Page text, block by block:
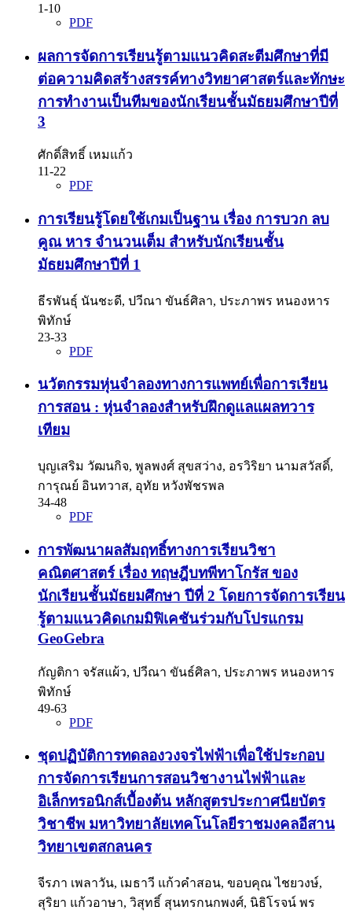
1-10
PDF
ผลการจัดการเรียนรู้ตามแนวคิดสะตีมศึกษาที่มี
ต่อความคิดสร้างสรรค์ทางวิทยาศาสตร์และทักษะ
การทำงานเป็นทีมของนักเรียนชั้นมัธยมศึกษาปีที่
3
ศักดิ์สิทธิ์ เหมแก้ว
11-22
PDF
การเรียนรู้โดยใช้เกมเป็นฐาน เรื่อง การบวก ลบ
คูณ หาร จำนวนเต็ม สำหรับนักเรียนชั้น
มัธยมศึกษาปีที่ 1
ธีรพันธุ์ นันชะดี, ปวีณา ขันธ์ศิลา, ประภาพร หนองหาร
พิทักษ์
23-33
PDF
นวัตกรรมหุ่นจำลองทางการแพทย์เพื่อการเรียน
การสอน : หุ่นจำลองสำหรับฝึกดูแลแผลทวาร
เทียม
บุญเสริม วัฒนกิจ, พูลพงศ์ สุขสว่าง, อรวิริยา นามสวัสดิ์,
การุณย์ อินทวาส, อุทัย หวังพัชรพล
34-48
PDF
การพัฒนาผลสัมฤทธิ์ทางการเรียนวิชา
คณิตศาสตร์ เรื่อง ทฤษฎีบทพีทาโกรัส ของ
นักเรียนชั้นมัธยมศึกษา ปีที่ 2 โดยการจัดการเรียน
รู้ตามแนวคิดเกมมิฟิเคชันร่วมกับโปรแกรม
GeoGebra
กัญติกา จรัสแผ้ว, ปวีณา ขันธ์ศิลา, ประภาพร หนองหาร
พิทักษ์
49-63
PDF
ชุดปฏิบัติการทดลองวงจรไฟฟ้าเพื่อใช้ประกอบ
การจัดการเรียนการสอนวิชางานไฟฟ้าและ
อิเล็กทรอนิกส์เบื้องต้น หลักสูตรประกาศนียบัตร
วิชาชีพ มหาวิทยาลัยเทคโนโลยีราชมงคลอีสาน
วิทยาเขตสกลนคร
จีรภา เพลาวัน, เมธาวี แก้วคำสอน, ขอบคุณ ไชยวงษ์,
สุริยา แก้วอาษา, วิสุทธิ์ สุนทรกนกพงศ์, นิธิโรจน์ พร